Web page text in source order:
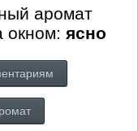
аромат
окном: ясно